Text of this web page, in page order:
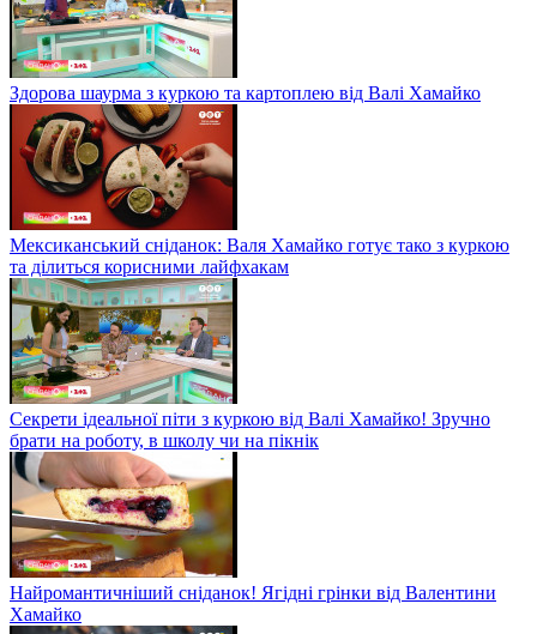
Здорова шаурма з куркою та картоплею від Валі Хамайко
Мексиканський сніданок: Валя Хамайко готує тако з куркою
та ділиться корисними лайфхакам
Секрети ідеальної піти з куркою від Валі Хамайко! Зручно
брати на роботу, в школу чи на пікнік
Найромантичніший сніданок! Ягідні грінки від Валентини
Хамайко